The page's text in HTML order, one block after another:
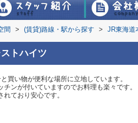
間 > (賃貸)路線・駅から探す > JR東海道
トハイツ
買い物が便利な場所に立地しています。
ンが付いていますのでお料理も楽々です。
ており安心です。